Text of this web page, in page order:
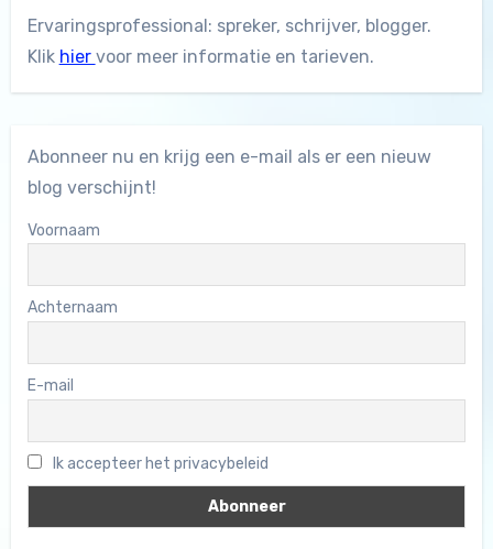
Ervaringsprofessional: spreker, schrijver, blogger.
Klik hier voor meer informatie en tarieven.
Abonneer nu en krijg een e-mail als er een nieuw
blog verschijnt!
Voornaam
Achternaam
E-mail
Ik accepteer het privacybeleid